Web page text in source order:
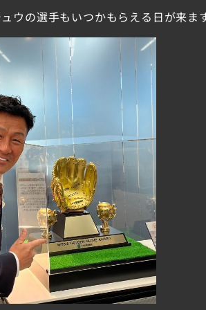
ウの選手もいつかもらえる日が来ま